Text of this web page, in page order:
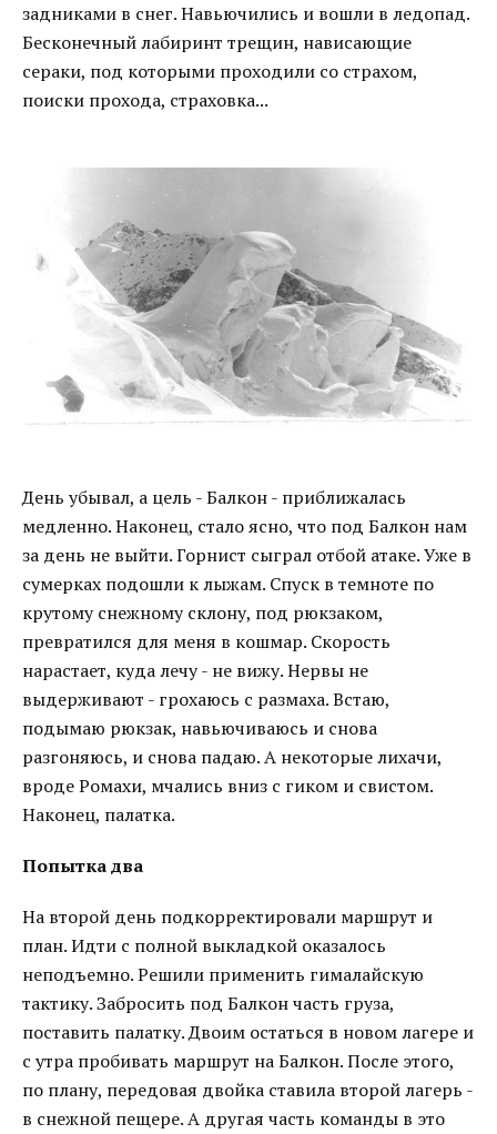
задниками в снег. Навьючились и вошли в ледопад.
Бесконечный лабиринт трещин, нависающие
сераки, под которыми проходили со страхом,
поиски прохода, страховка...
День убывал, а цель - Балкон - приближалась
медленно. Наконец, стало ясно, что под Балкон нам
за день не выйти. Горнист сыграл отбой атаке. Уже в
сумерках подошли к лыжам. Спуск в темноте по
крутому снежному склону, под рюкзаком,
превратился для меня в кошмар. Скорость
нарастает, куда лечу - не вижу. Нервы не
выдерживают - грохаюсь с размаха. Встаю,
подымаю рюкзак, навьючиваюсь и снова
разгоняюсь, и снова падаю. А некоторые лихачи,
вроде Ромахи, мчались вниз с гиком и свистом.
Наконец, палатка.
Попытка два
На второй день подкорректировали маршрут и
план. Идти с полной выкладкой оказалось
неподъемно. Решили применить гималайскую
тактику. Забросить под Балкон часть груза,
поставить палатку. Двоим остаться в новом лагере и
с утра пробивать маршрут на Балкон. После этого,
по плану, передовая двойка ставила второй лагерь -
в снежной пещере. А другая часть команды в это